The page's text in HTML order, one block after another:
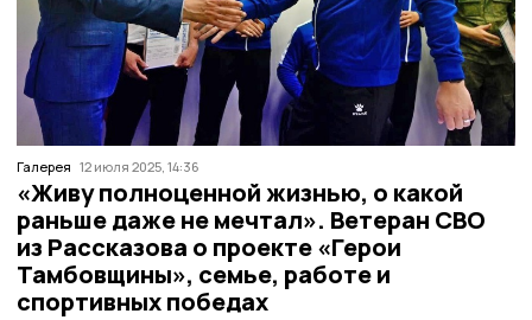
Галерея 12 июля 2025, 14:36
«Живу полноценной жизнью, о какой
раньше даже не мечтал». Ветеран СВО
из Рассказова о проекте «Герои
Тамбовщины», семье, работе и
спортивных победах